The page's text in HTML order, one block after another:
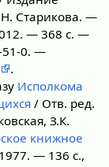
Старикова. —
— 368 с. —
51-0. —
.
Исполкома
/ Отв. ред.
З.К.
книжное
— 136 с.,